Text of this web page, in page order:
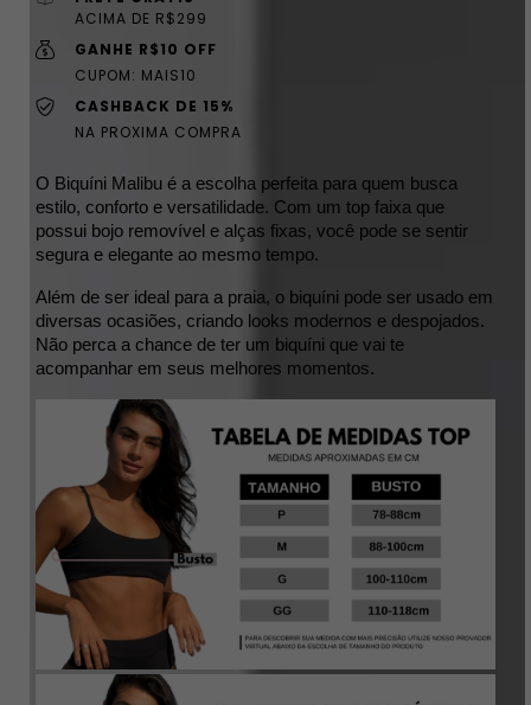
ACIMA DE R$299
GANHE R$10 OFF
CUPOM: MAIS10
CASHBACK DE 15%
NA PROXIMA COMPRA
O Biquíni Malibu é a escolha perfeita para quem busca
estilo, conforto e versatilidade. Com um top faixa que
possui bojo removível e alças fixas, você pode se sentir
segura e elegante ao mesmo tempo.
Além de ser ideal para a praia, o biquíni pode ser usado em
diversas ocasiões, criando looks modernos e despojados.
Não perca a chance de ter um biquíni que vai te
acompanhar em seus melhores momentos.